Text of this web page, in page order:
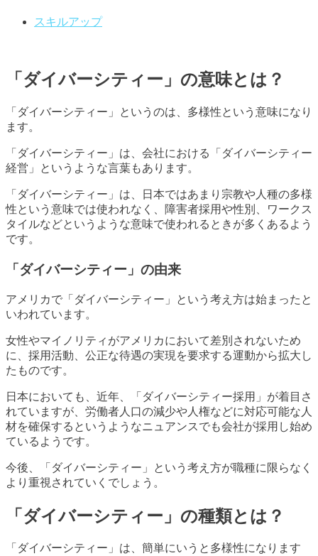
スキルアップ
「ダイバーシティー」の意味とは？
「ダイバーシティー」というのは、多様性という意味になり
ます。
「ダイバーシティー」は、会社における「ダイバーシティー
経営」というような言葉もあります。
「ダイバーシティー」は、日本ではあまり宗教や人種の多様
性という意味では使われなく、障害者採用や性別、ワークス
タイルなどというような意味で使われるときが多くあるよう
です。
「ダイバーシティー」の由来
アメリカで「ダイバーシティー」という考え方は始まったと
いわれています。
女性やマイノリティがアメリカにおいて差別されないため
に、採用活動、公正な待遇の実現を要求する運動から拡大し
たものです。
日本においても、近年、「ダイバーシティー採用」が着目さ
れていますが、労働者人口の減少や人権などに対応可能な人
材を確保するというようなニュアンスでも会社が採用し始め
ているようです。
今後、「ダイバーシティー」という考え方が職種に限らなく
より重視されていくでしょう。
「ダイバーシティー」の種類とは？
「ダイバーシティー」は、簡単にいうと多様性になります